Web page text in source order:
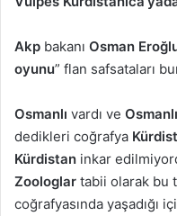
Akp bakanı Osman
oyunu” flan safsataları
Osmanlı vardı ve Osmanlı
dedikleri coğrafya
Kürdistan inkar
Zoologlar tabii olarak bu
coğrafyasında yaşadığı